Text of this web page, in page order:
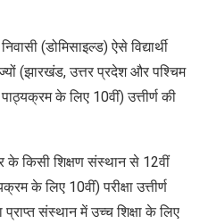
(डोमिसाइल्ड) ऐसेविद्यार्थी
(झारखंड,उत्तर प्रदेश और पश्चिम
के लिए 10वीं)उत्तीर्ण की
के किसी शिक्षण संस्थान से 12वीं
के लिए 10वीं)परीक्षा उत्तीर्ण
संस्थान में उच्च शिक्षा के लिए